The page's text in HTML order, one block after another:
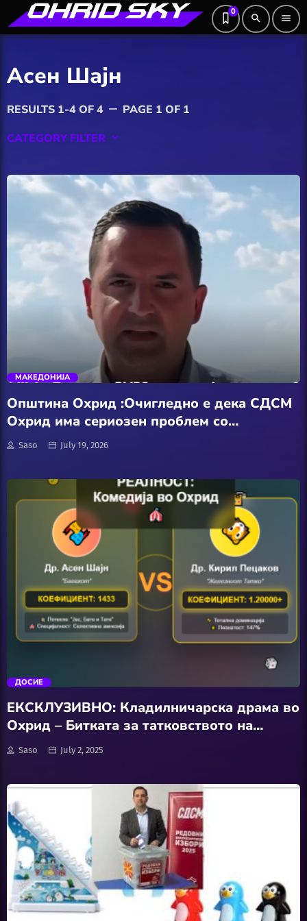
0
search menu
Асен Шајн
RESULTS 1-4 OF 4 remove PAGE 1 OF 1
CATEGORY FILTER keyboard_arrow_down
Software
Wellness
Екологија
Економија
Еротика
Забава
Колумни
Култура
Лајфстајл
ЛОКАЛНИ ИЗБОРИ 2025
МАКЕДОНИЈА
Општина Охрид :Очигледно е дека СДСМ
Охрид има сериозен проблем со
амнезијата, а и нивниот претседател Асен
Saso July 19, 2026
ДОСИЕ
ЕКСКЛУЗИВНО: Кладилничарска драма во
Охрид – Битката за татковството на
градот ШАЈН vs. РЕАЛНОСТ
Saso July 2, 2025